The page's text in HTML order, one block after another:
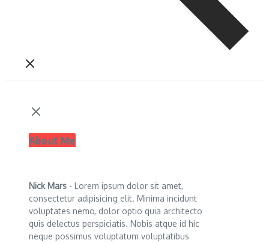
About Me
Nick Mars - Lorem ipsum dolor sit amet,
consectetur adipisicing elit. Minima incidunt
voluptates nemo, dolor optio quia architecto
quis delectus perspiciatis. Nobis atque id hic
neque possimus voluptatum voluptatibus